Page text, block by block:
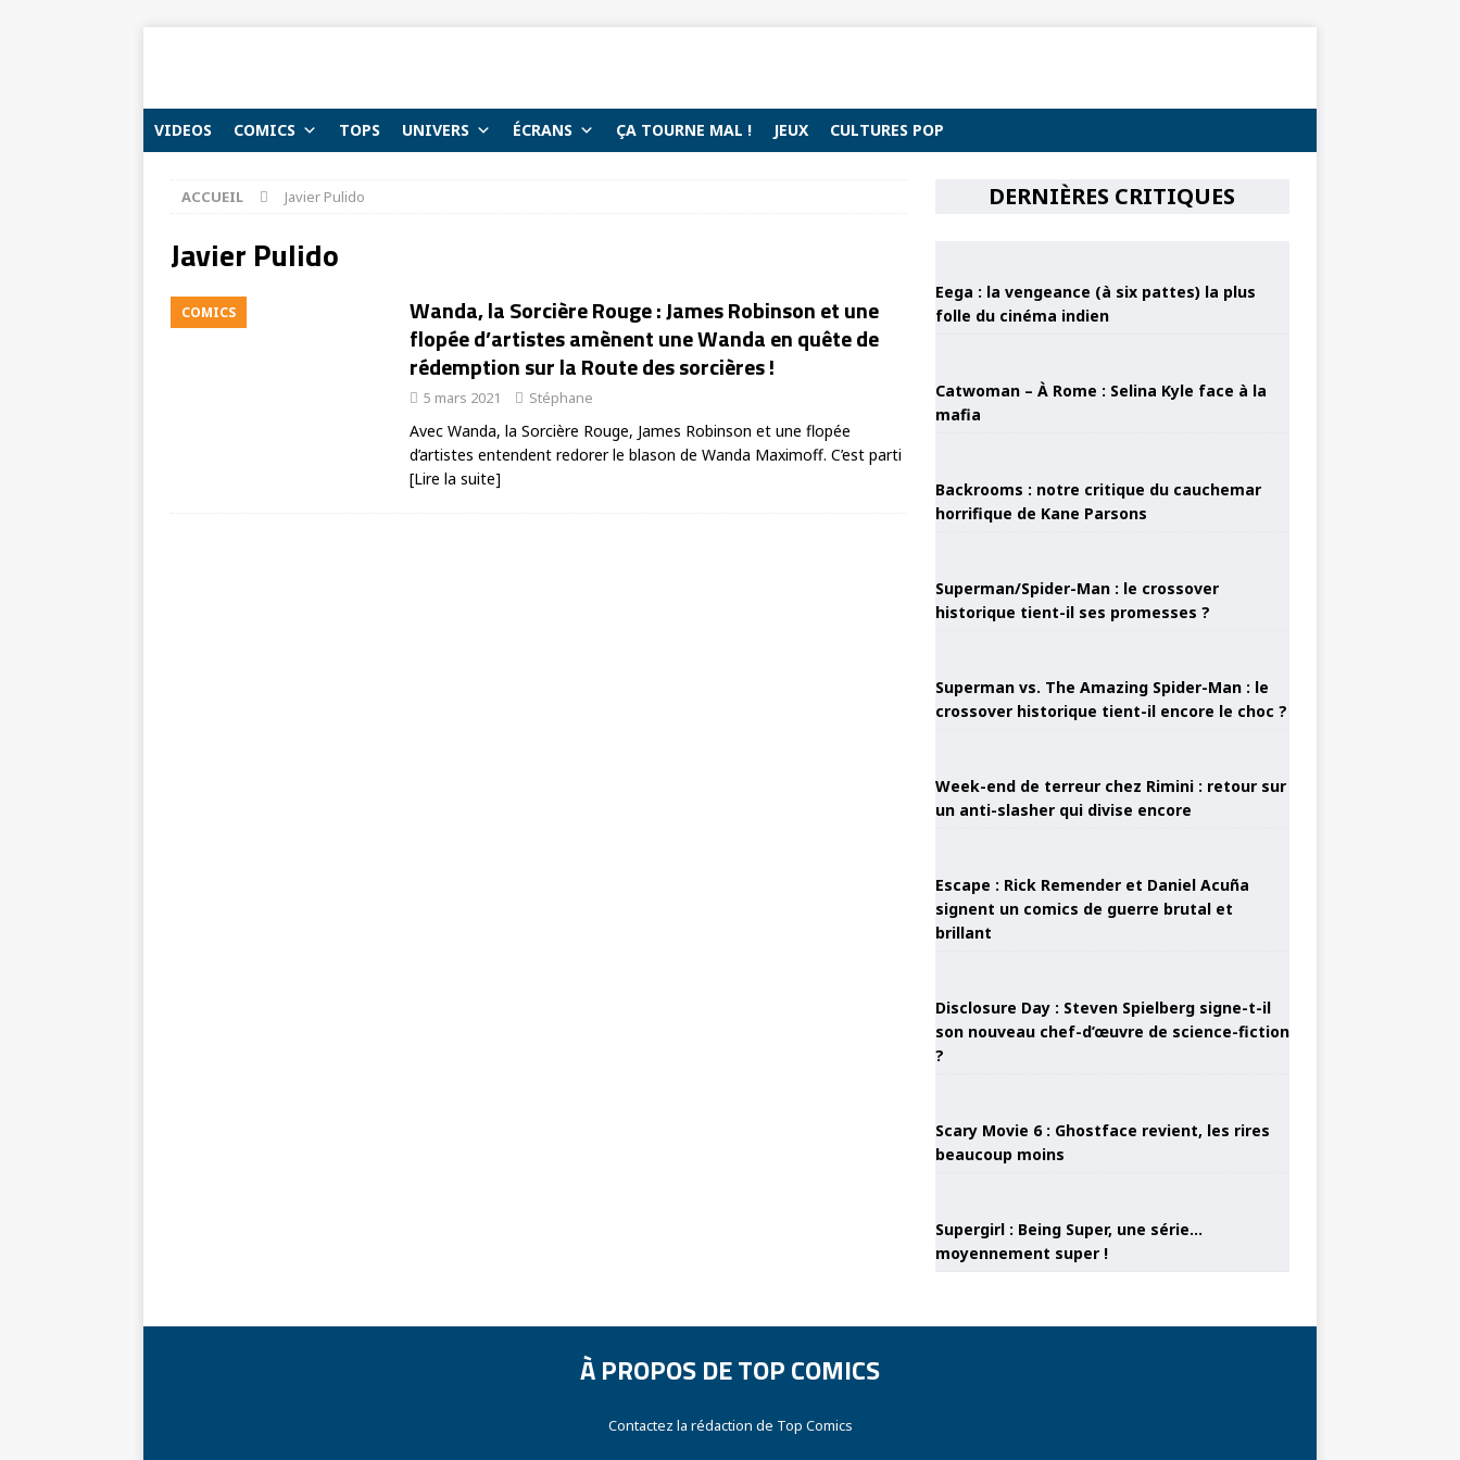
VIDEOS COMICS TOPS UNIVERS ÉCRANS ÇA TOURNE MAL ! JEUX CULTURES POP
ACCUEIL Javier Pulido
Javier Pulido
COMICS
Wanda, la Sorcière Rouge : James Robinson et une
flopée d’artistes amènent une Wanda en quête de
rédemption sur la Route des sorcières !
5 mars 2021 Stéphane
Avec Wanda, la Sorcière Rouge, James Robinson et une flopée
d’artistes entendent redorer le blason de Wanda Maximoff. C’est parti
[Lire la suite]
DERNIÈRES CRITIQUES
Eega : la vengeance (à six pattes) la plus
folle du cinéma indien
Catwoman – À Rome : Selina Kyle face à la
mafia
Backrooms : notre critique du cauchemar
horrifique de Kane Parsons
Superman/Spider-Man : le crossover
historique tient-il ses promesses ?
Superman vs. The Amazing Spider-Man : le
crossover historique tient-il encore le choc ?
Week-end de terreur chez Rimini : retour sur
un anti-slasher qui divise encore
Escape : Rick Remender et Daniel Acuña
signent un comics de guerre brutal et
brillant
Disclosure Day : Steven Spielberg signe-t-il
son nouveau chef-d’œuvre de science-fiction
?
Scary Movie 6 : Ghostface revient, les rires
beaucoup moins
Supergirl : Being Super, une série…
moyennement super !
À PROPOS DE TOP COMICS
Contactez la rédaction de Top Comics